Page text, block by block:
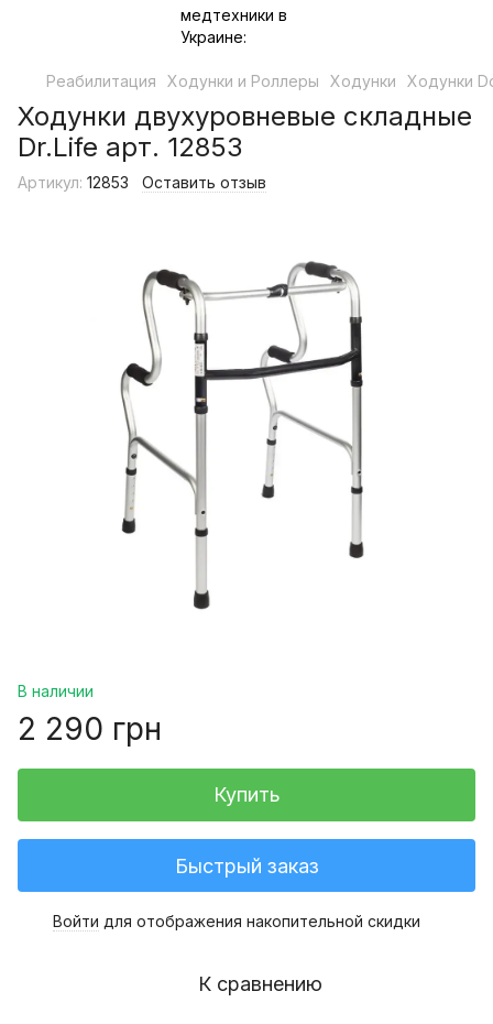
Реабилитация Ходунки и Роллеры Ходунки Ходунки
Ходунки двухуровневые складные
Dr.Life арт. 12853
Артикул: 12853 Оставить отзыв
В наличии
2 290 грн
Купить
Быстрый заказ
Войти для отображения накопительной скидки
К сравнению